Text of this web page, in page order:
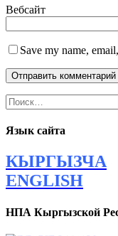
Вебсайт
Save my name,
Найти:
Язык сайта
КЫРГЫЗЧА
ENGLISH
НПА Кыргызской